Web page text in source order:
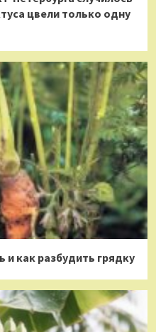
цвели только одну
и как разбудить грядку